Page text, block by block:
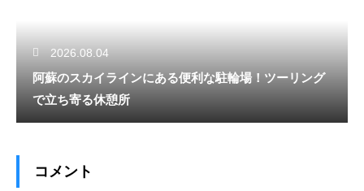
2026.08.04
阿蘇のスカイラインにある便利な駐輪場！ツーリング
で立ち寄る休憩所
コメント